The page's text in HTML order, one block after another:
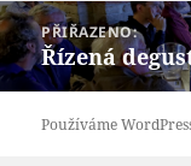
Navigace
pro
příspěvek
PŘIŘAZENO:
Řízená
Používáme